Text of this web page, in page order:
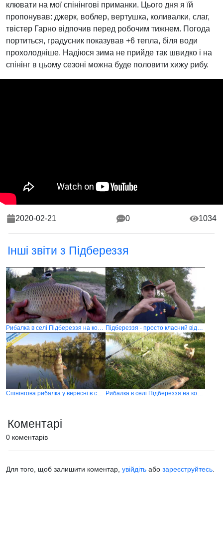
клювати на мої спінінгові приманки. Цього дня я їй
пропонував: джерк, воблер, вертушка, коливалки, слаг,
твістер Гарно відпочив перед робочим тижнем. Погода
портиться, градусник показував +6 тепла, біля води
прохолодніше. Надіюся зима не прийде так швидко і на
спінінг в цьому сезоні можна буде половити хижу рибу.
2020-02-21 0 1034
Інші звіти з Підбереззя
Рибалка в селі Підбереззя на коропа з ночівкою (Частина 2) Підбереззя - просто класний відпочинок
Спінінгова рибалка у вересні в селі Підбереззя Рибалка в селі Підбереззя на коропа з ночівкою (Частина 1)
Коментарі
0 коментарів
Для того, щоб залишити коментар, увійдіть або зареєструйтесь